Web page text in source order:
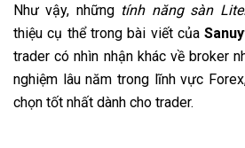
Như vậy, những tính năng sàn
thiệu cụ thể trong bài viết của
trader có nhìn nhận khác về broker
nghiệm lâu năm trong lĩnh vực
chọn tốt nhất dành cho trader.